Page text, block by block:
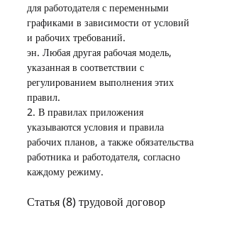
для работодателя с переменными
графиками в зависимости от условий
и рабочих требований.
эн. Любая другая рабочая модель,
указанная в соответствии с
регулированием выполнения этих
правил.
2. В правилах приложения
указываются условия и правила
рабочих планов, а также обязательства
работника и работодателя, согласно
каждому режиму.
Статья (8) трудовой договор